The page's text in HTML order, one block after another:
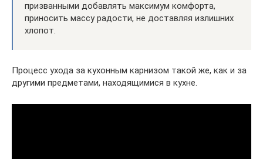
призванными добавлять максимум комфорта,
приносить массу радости, не доставляя излишних
хлопот.
Процесс ухода за кухонным карнизом такой же, как и за
другими предметами, находящимися в кухне.